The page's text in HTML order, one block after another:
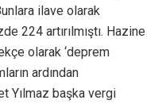
ilave olarak
224 artırılmıştı. Hazine
olarak ‘deprem
ardından
Yılmaz başka vergi